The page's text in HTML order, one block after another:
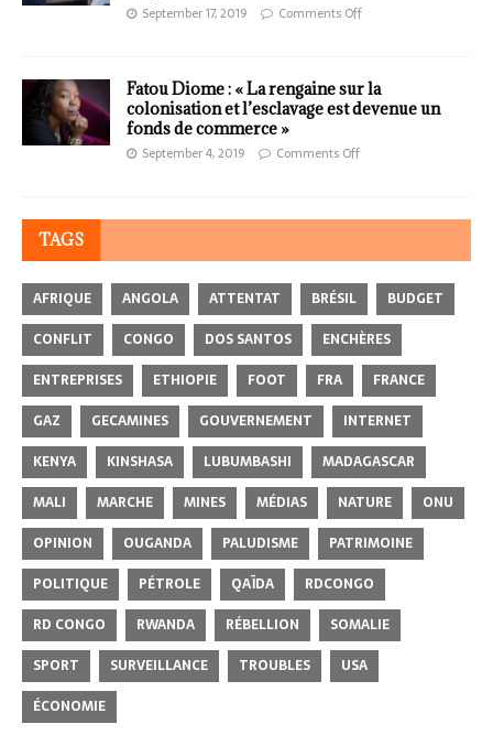
September 17, 2019 Comments Off
Fatou Diome : « La rengaine sur la
colonisation et l’esclavage est devenue un
fonds de commerce »
September 4, 2019 Comments Off
TAGS
AFRIQUE ANGOLA ATTENTAT BRÉSIL
BUDGET
CONFLIT
CONGO DOS SANTOS
ENCHÈRES
ENTREPRISES
ETHIOPIE FOOT FRA
FRANCE
GAZ
GECAMINES GOUVERNEMENT
INTERNET
KENYA
KINSHASA LUBUMBASHI
MADAGASCAR
MALI
MARCHE MINES MÉDIAS NATURE
ONU
OPINION
OUGANDA PALUDISME
PATRIMOINE
POLITIQUE
PÉTROLE QAÏDA
RDCONGO
RD CONGO
RWANDA RÉBELLION
SOMALIE
SPORT
SURVEILLANCE TROUBLES
USA
ÉCONOMIE